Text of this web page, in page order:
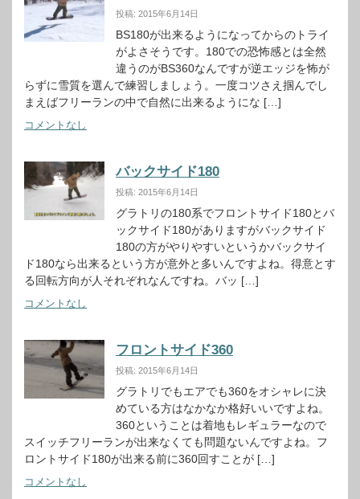
投稿: 2015年6月14日
BS180が出来るようになってからのトライ
がよさそうです。180での恐怖感とは全然
違うのがBS360なんですが逆エッジを怖が
らずに雪質を選んで練習しましょう。一度コツさえ掴んでし
まえばフリーランの中で自然に出来るようにな […]
コメントなし
バックサイド180
投稿: 2015年6月14日
グラトリの180系でフロントサイド180とバ
ックサイド180がありますがバックサイド
180の方がやりやすいというかバックサイ
ド180なら出来るという方が意外と多いんですよね。得意とす
る回転方向が人それぞれなんですね。バッ […]
コメントなし
フロントサイド360
投稿: 2015年6月14日
グラトリでもエアでも360をオシャレに決
めている方はなかなか格好いいですよね。
360ということは着地もレギュラーなので
スイッチフリーランが出来なくても問題ないんですよね。フ
ロントサイド180が出来る前に360回すことが […]
コメントなし